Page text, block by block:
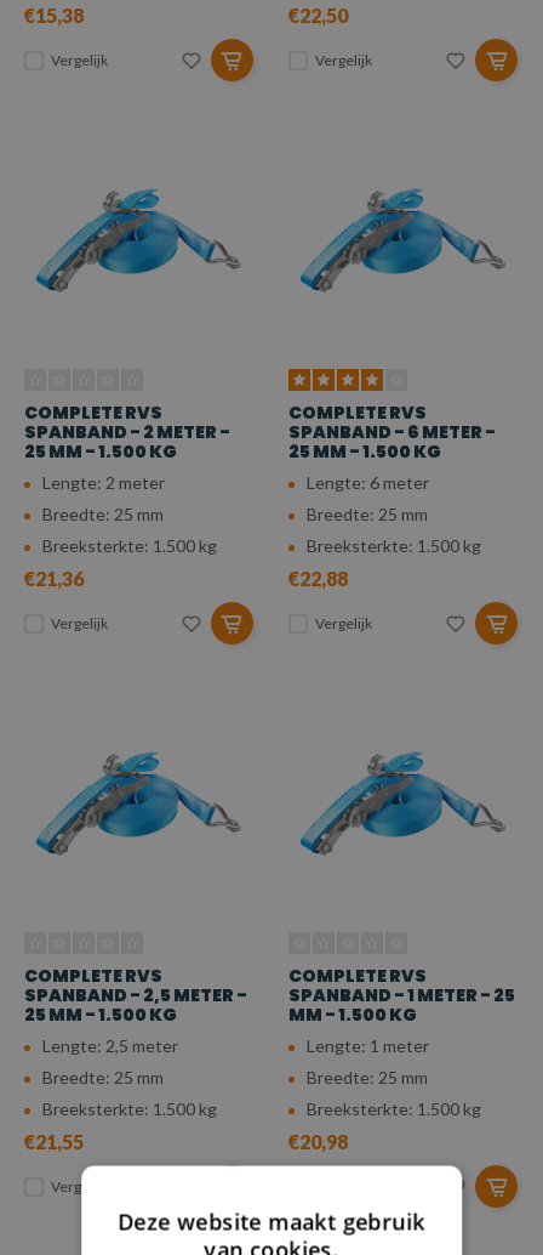
€15,38
Vergelijk
€22,50
Vergelijk
COMPLETE RVS
SPANBAND - 2 METER -
25 MM - 1.500 KG
Lengte: 2 meter
Breedte: 25 mm
Breeksterkte: 1.500 kg
€21,36
Vergelijk
COMPLETE RVS
SPANBAND - 6 METER -
25 MM - 1.500 KG
Lengte: 6 meter
Breedte: 25 mm
Breeksterkte: 1.500 kg
€22,88
Vergelijk
COMPLETE RVS
SPANBAND - 2,5 METER -
25 MM - 1.500 KG
Lengte: 2,5 meter
Breedte: 25 mm
Breeksterkte: 1.500 kg
€21,55
Vergelijk
COMPLETE RVS
SPANBAND - 1 METER - 25
MM - 1.500 KG
Lengte: 1 meter
Breedte: 25 mm
Breeksterkte: 1.500 kg
€20,98
Deze website maakt gebruik
van cookies.